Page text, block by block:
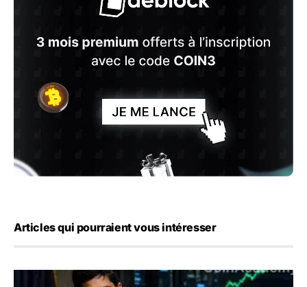
Articles qui pourraient vous intéresser
Emploi américain : 23 000 postes détruits en juillet, les